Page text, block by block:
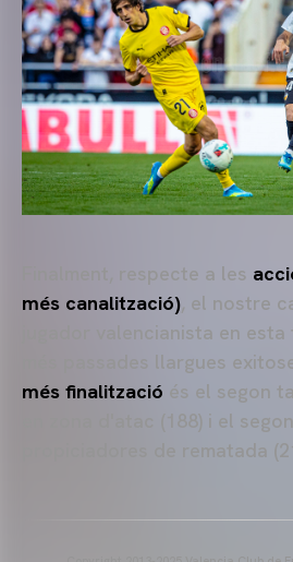
Finalment, respecte a les
més canalització), el nostre
jugador valencianista en
més passades llargues
més finalització és el segon
en zona d'atac (188) i el
propiciadores de rematada